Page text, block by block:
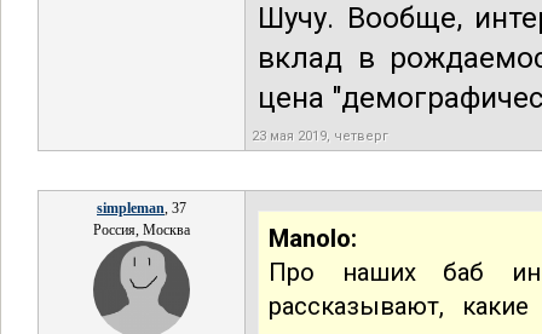
Шучу. Вообще,
вклад в
цена
23 мая 2019, четверг
simpleman, 37
Россия, Москва
Manolo:
Про наших баб
рассказывают,